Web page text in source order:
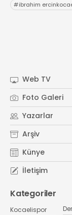
#ibrahim
Web TV
Foto Galeri
Yazarlar
Arşiv
Künye
İletişim
Kategoriler
Kocaelispor